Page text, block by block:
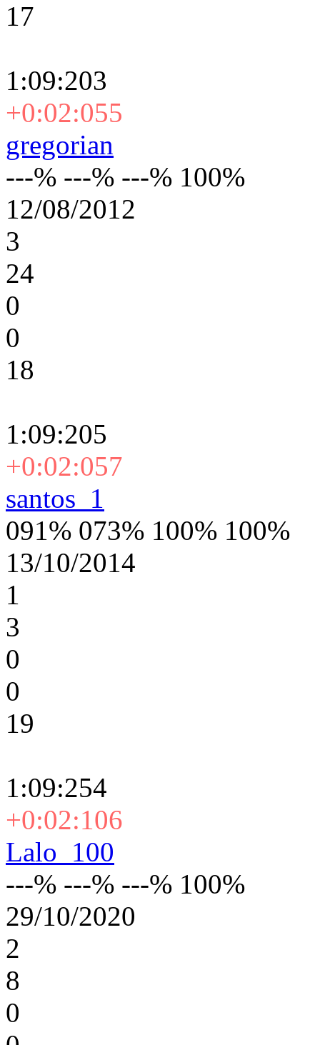
17
1:09:203
+0:02:055
gregorian
---% ---% ---% 100%
12/08/2012
3
24
0
0
18
1:09:205
+0:02:057
santos_1
091% 073% 100% 100%
13/10/2014
1
3
0
0
19
1:09:254
+0:02:106
Lalo_100
---% ---% ---% 100%
29/10/2020
2
8
0